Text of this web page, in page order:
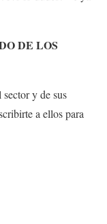
DE LOS
y de sus
a ellos para